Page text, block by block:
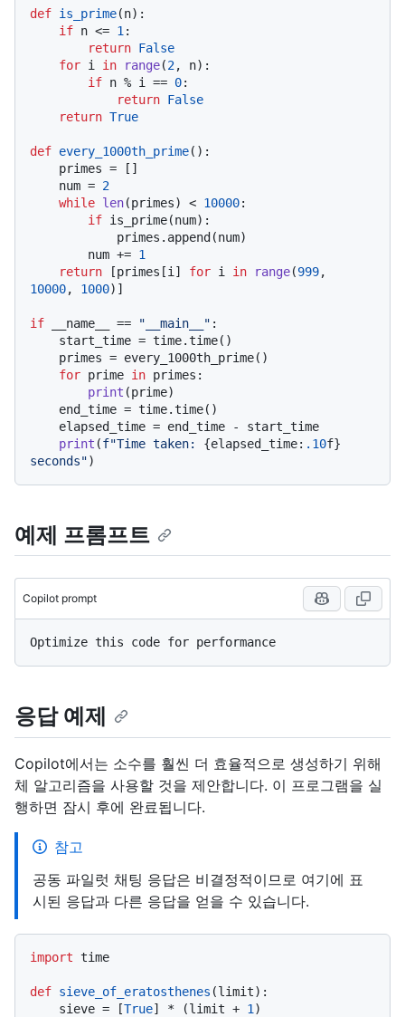
def is_prime(n):
if n <= 1 :
return False
for i in range(2, n):
if n % i == 0:
return False
return True
def every_1000th_prime():
    num =
2
while len(primes) < 10000:
if is_prime(num):
        num +=
1
return [primes[i] for i in range(999
10000, 1000)]
if __name__ == "__main__" :
for prime in primes:
print (prime)
print (f"Time taken: {elapsed_time: .10f}
seconds"
예제 프롬프트
Copilot prompt
응답 예제
Copilot에서는 소수를 훨씬 더 효율적으로 생성하기 위해
체 알고리즘을 사용할 것을 제안합니다. 이 프로그램을 실
행하면 잠시 후에 완료됩니다.
참고
공동 파일럿 채팅 응답은 비결정적이므로 여기에 표
시된 응답과 다른 응답을 얻을 수 있습니다.
import time
def sieve_of_eratosthenes (limit):
    sieve = [
True] * (limit + 1 )